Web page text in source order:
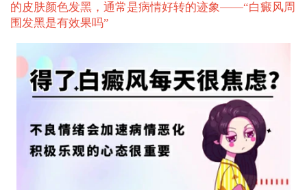
的皮肤颜色发黑，通常是病情好转的迹象——“白癜风周
围发黑是有效果吗”